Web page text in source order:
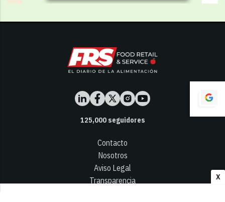
X
125,000seguidores
Contacto
Nosotros
Aviso Legal
Transparencia